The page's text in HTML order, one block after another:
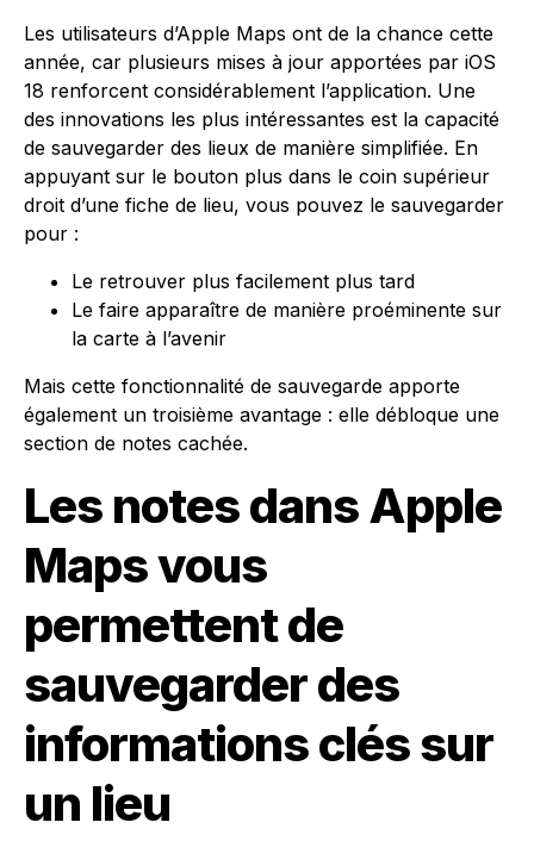
Les utilisateurs d’Apple Maps ont de la chance cette
année, car plusieurs mises à jour apportées par iOS
18 renforcent considérablement l’application. Une
des innovations les plus intéressantes est la capacité
de sauvegarder des lieux de manière simplifiée. En
appuyant sur le bouton plus dans le coin supérieur
droit d’une fiche de lieu, vous pouvez le sauvegarder
pour :
Le retrouver plus facilement plus tard
Le faire apparaître de manière proéminente sur
la carte à l’avenir
Mais cette fonctionnalité de sauvegarde apporte
également un troisième avantage : elle débloque une
section de notes cachée.
Les notes dans Apple
Maps vous
permettent de
sauvegarder des
informations clés sur
un lieu